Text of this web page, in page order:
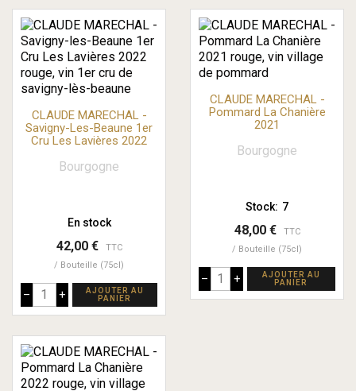
CLAUDE MARECHAL -
Savigny-Les-Beaune 1er
Cru Les Lavières 2022
Bourgogne
En stock
42,00 €
TTC
Bouteille (75cl)
– +
AJOUTER AU
PANIER
CLAUDE MARECHAL -
Pommard La Chanière
2021
Bourgogne
Stock: 7
48,00 €
TTC
Bouteille (75cl)
– +
AJOUTER AU
PANIER